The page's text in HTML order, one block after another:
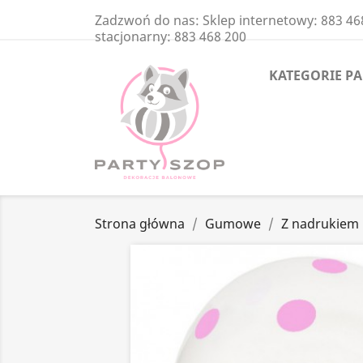
Zadzwoń do nas: Sklep internetowy: 883
stacjonarny: 883 468 200
KATEGORIE
Strona główna Gumowe Z nadrukiem